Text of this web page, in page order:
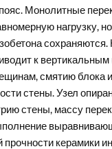
Монолитные
нагрузку,
к вертикальным
смятию блока
стены. Узел
стены, массу
прочности керамики